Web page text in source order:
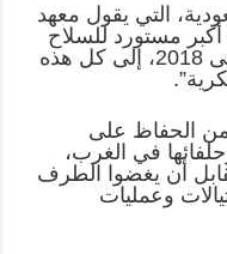
التي يقول معهد
مستورد للسلاح
في العالم في الفترة من 2014 إلى 2018، إلى كل هذه
الحفاظ على
في الغرب،
أن يغضوا الطرف
وعمليات